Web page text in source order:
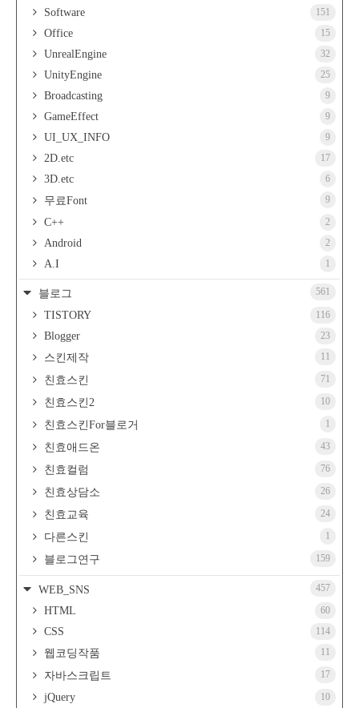
Software 151
Office 15
UnrealEngine 32
UnityEngine 25
Broadcasting 9
GameEffect 9
UI_UX_INFO 9
2D.etc 17
3D.etc 6
무료Font 9
C++ 2
Android 2
A.I 1
블로그 561
TISTORY 116
Blogger 23
스킨제작 11
친효스킨 71
친효스킨2 10
친효스킨For블로거 1
친효애드온 43
친효컬럼 76
친효상담소 26
친효교육 24
다른스킨 1
블로그연구 159
WEB_SNS 457
HTML 60
CSS 114
웹코딩작품 11
자바스크립트 17
jQuery 10